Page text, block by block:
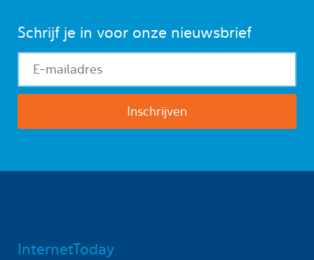
Schrijf je in voor onze nieuwsbrief
InternetToday